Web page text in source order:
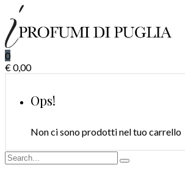
0
€0,00
Ops!
Non ci sono prodotti nel tuo carrello